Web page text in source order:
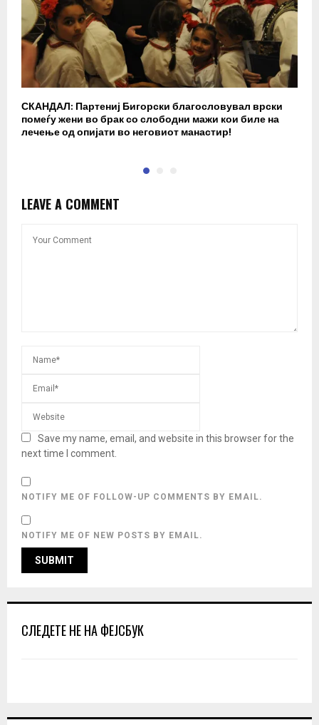
СКАНДАЛ: Партениј Бигорски благословувал врски
помеѓу жени во брак со слободни мажи кои биле на
лечење од опијати во неговиот манастир!
LEAVE A COMMENT
Save my name, email, and website in this browser for the
next time I comment.
NOTIFY ME OF FOLLOW-UP COMMENTS BY EMAIL.
NOTIFY ME OF NEW POSTS BY EMAIL.
СЛЕДЕТЕ НЕ НА ФЕЈСБУК